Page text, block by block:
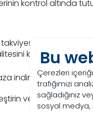
Bu
Çerezleri
trafiğimizi
sağladığınız
sosyal medya,
kontrol altında
yalnızca
korumak ve
indirmek için
ve saat başına